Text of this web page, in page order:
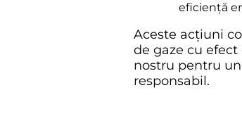
eficiență
Aceste acțiuni
de gaze cu
nostru pentru
responsabil.